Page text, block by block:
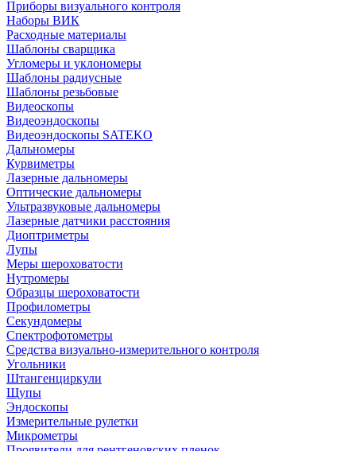
Приборы визуального контроля
Наборы ВИК
Расходные материалы
Шаблоны сварщика
Угломеры и уклономеры
Шаблоны радиусные
Шаблоны резьбовые
Видеоскопы
Видеоэндоскопы
Видеоэндоскопы SATEKO
Дальномеры
Курвиметры
Лазерные дальномеры
Оптические дальномеры
Ультразвуковые дальномеры
Лазерные датчики расстояния
Диоптриметры
Лупы
Меры шероховатости
Нутромеры
Образцы шероховатости
Профилометры
Секундомеры
Спектрофотометры
Средства визуально-измерительного контроля
Угольники
Штангенциркули
Щупы
Эндоскопы
Измерительные рулетки
Микрометры